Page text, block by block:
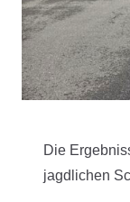
Die
jagdlichen